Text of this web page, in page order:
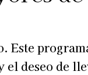
Este
el deseo de